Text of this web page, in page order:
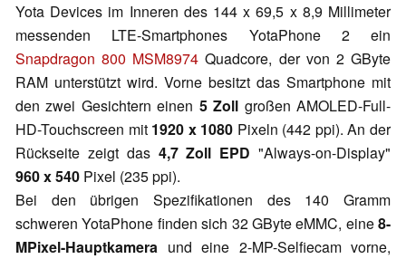
Yota Devices im Inneren des 144 x 69,5 x 8,9 Millimeter
messenden LTE-Smartphones YotaPhone 2 ein
Snapdragon 800 MSM8974 Quadcore, der von 2 GByte
RAM unterstützt wird. Vorne besitzt das Smartphone mit
den zwei Gesichtern einen 5 Zoll großen AMOLED-Full-
HD-Touchscreen mit 1920 x 1080 Pixeln (442 ppi). An der
Rückseite zeigt das 4,7 Zoll EPD "Always-on-Display"
960 x 540 Pixel (235 ppi).
Bei den übrigen Spezifikationen des 140 Gramm
schweren YotaPhone finden sich 32 GByte eMMC, eine8-
MPixel-Hauptkamera und eine 2-MP-Selfiecam vorne,